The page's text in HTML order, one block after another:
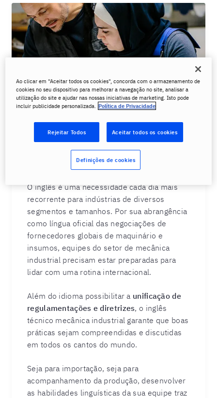
A importância do inglês
técnico mecânica industrial
O inglês é uma necessidade cada dia mais
recorrente para indústrias de diversos
segmentos e tamanhos. Por sua abrangência
como língua oficial das negociações de
fornecedores globais de maquinário e
insumos, equipes do setor de mecânica
industrial precisam estar preparadas para
lidar com uma rotina internacional.
Além do idioma possibilitar a unificação de
regulamentações e diretrizes, o inglês
técnico mecânica industrial garante que boas
práticas sejam compreendidas e discutidas
em todos os cantos do mundo.
Seja para importação, seja para
acompanhamento da produção, desenvolver
as habilidades linguísticas da sua equipe traz
Ao clicar em "Aceitar todos os cookies", concorda com o armazenamento de
cookies no seu dispositivo para melhorar a navegação no site, analisar a
utilização do site e ajudar nas nossas iniciativas de marketing. Isto pode
incluir publicidade personalizada.
Política de Privacidade
Rejeitar Todos Aceitar todos os cookies
Definições de cookies